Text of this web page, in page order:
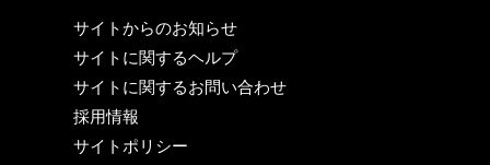
サイトからのお知らせ
サイトに関するヘルプ
サイトに関するお問い合わせ
採用情報
サイトポリシー